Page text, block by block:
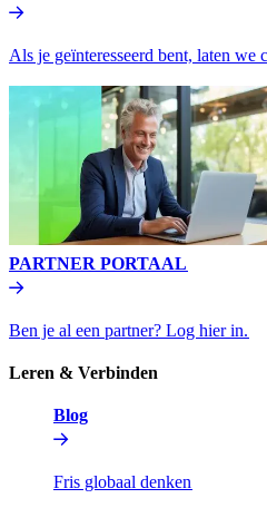
Als je geïnteresseerd bent, laten we
PARTNER PORTAAL​​
Ben je al een partner? Log hier in.​​
Leren & Verbinden​​
Blog​​
Fris globaal denken​​